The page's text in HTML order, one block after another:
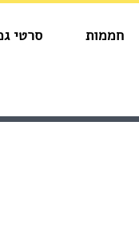
חממות סרטי